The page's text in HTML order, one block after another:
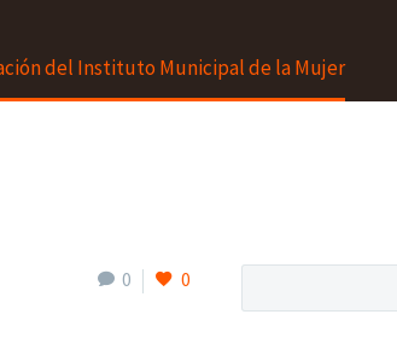
del Instituto Municipal de la Mujer
0 0